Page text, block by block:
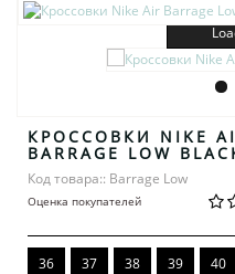
КРОССОВКИ NIKE
BARRAGE LOW
Код товара:: Barrage Low
Оценка покупателей
36 37 38 39 40